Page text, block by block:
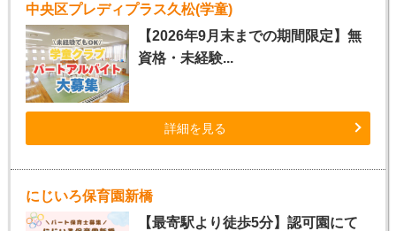
中央区プレディプラス久松(学童)
【2026年9月末までの期間限定】無
資格・未経験...
詳細を見る
にじいろ保育園新橋
【最寄駅より徒歩5分】認可園にて